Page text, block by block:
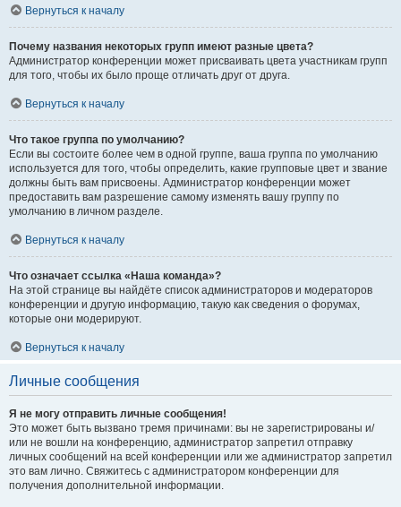
Вернуться к началу
Почему названия некоторых групп имеют разные цвета?
Администратор конференции может присваивать цвета участникам групп
для того, чтобы их было проще отличать друг от друга.
Вернуться к началу
Что такое группа по умолчанию?
Если вы состоите более чем в одной группе, ваша группа по умолчанию
используется для того, чтобы определить, какие групповые цвет и звание
должны быть вам присвоены. Администратор конференции может
предоставить вам разрешение самому изменять вашу группу по
умолчанию в личном разделе.
Вернуться к началу
Что означает ссылка «Наша команда»?
На этой странице вы найдёте список администраторов и модераторов
конференции и другую информацию, такую как сведения о форумах,
которые они модерируют.
Вернуться к началу
Личные сообщения
Я не могу отправить личные сообщения!
Это может быть вызвано тремя причинами: вы не зарегистрированы и/
или не вошли на конференцию, администратор запретил отправку
личных сообщений на всей конференции или же администратор запретил
это вам лично. Свяжитесь с администратором конференции для
получения дополнительной информации.